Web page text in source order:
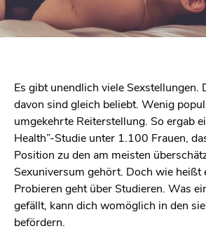
Es gibt unendlich viele Sexstellungen.
davon sind gleich beliebt. Wenig
umgekehrte Reiterstellung. So ergab
Health”-Studie unter 1.100 Frauen,
Position zu den am meisten
Sexuniversum gehört. Doch wie heißt
Probieren geht über Studieren. Was
gefällt, kann dich womöglich in den
befördern.